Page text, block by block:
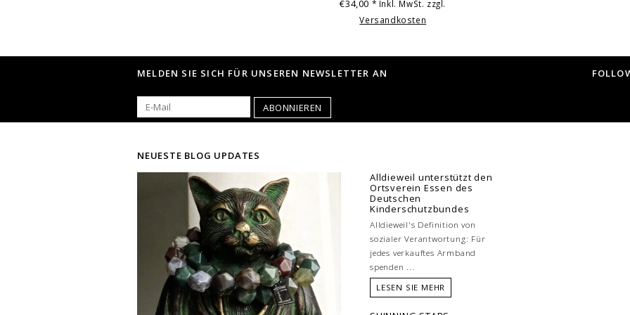
€34,00 * Inkl. MwSt. zzgl.
Versandkosten
MELDEN SIE SICH FÜR UNSEREN NEWSLETTER AN
ABONNIEREN
NEUESTE BLOG UPDATES
Alldieweil unterstützt den
Ortsverein Essen des
Deutschen
Kinderschutzbundes
Alldieweil's Definition von
sozialer Verantwortung: Für
jedes verkauftes Armband
spenden ...
LESEN SIE MEHR